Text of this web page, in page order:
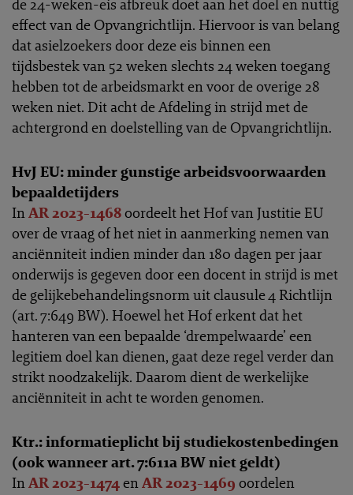
de 24-weken-eis afbreuk doet aan het doel en nuttig
effect van de Opvangrichtlijn. Hiervoor is van belang
dat asielzoekers door deze eis binnen een
tijdsbestek van 52 weken slechts 24 weken toegang
hebben tot de arbeidsmarkt en voor de overige 28
weken niet. Dit acht de Afdeling in strijd met de
achtergrond en doelstelling van de Opvangrichtlijn.
HvJ EU: minder gunstige arbeidsvoorwaarden
bepaaldetijders
InAR 2023-1468oordeelt het Hof van Justitie EU
over de vraag of het niet in aanmerking nemen van
anciënniteit indien minder dan 180 dagen per jaar
onderwijs is gegeven door een docent in strijd is met
de gelijkebehandelingsnorm uit clausule 4 Richtlijn
(art. 7:649 BW). Hoewel het Hof erkent dat het
hanteren van een bepaalde ‘drempelwaarde’ een
legitiem doel kan dienen, gaat deze regel verder dan
strikt noodzakelijk. Daarom dient de werkelijke
anciënniteit in acht te worden genomen.
Ktr.: informatieplicht bij studiekostenbedingen
(ook wanneer art. 7:611a BW niet geldt)
InAR 2023-1474enAR 2023-1469 oordelen